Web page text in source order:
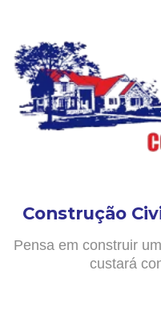
Construção
Pensa em construir
custará